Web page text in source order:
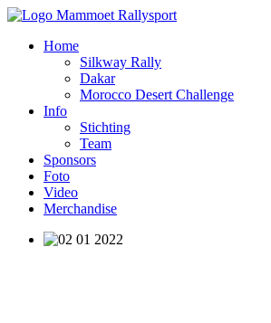
Home
Silkway Rally
Dakar
Morocco Desert Challenge
Info
Stichting
Team
Sponsors
Foto
Video
Merchandise